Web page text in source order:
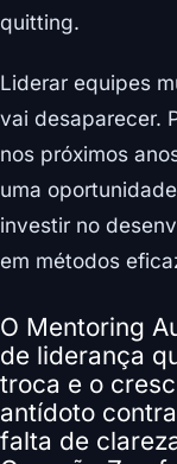
quitting.
Liderar equipes
vai desaparecer.
nos próximos
uma
investir no
em métodos
O Mentoring
de liderança
troca e o
antídoto
falta de